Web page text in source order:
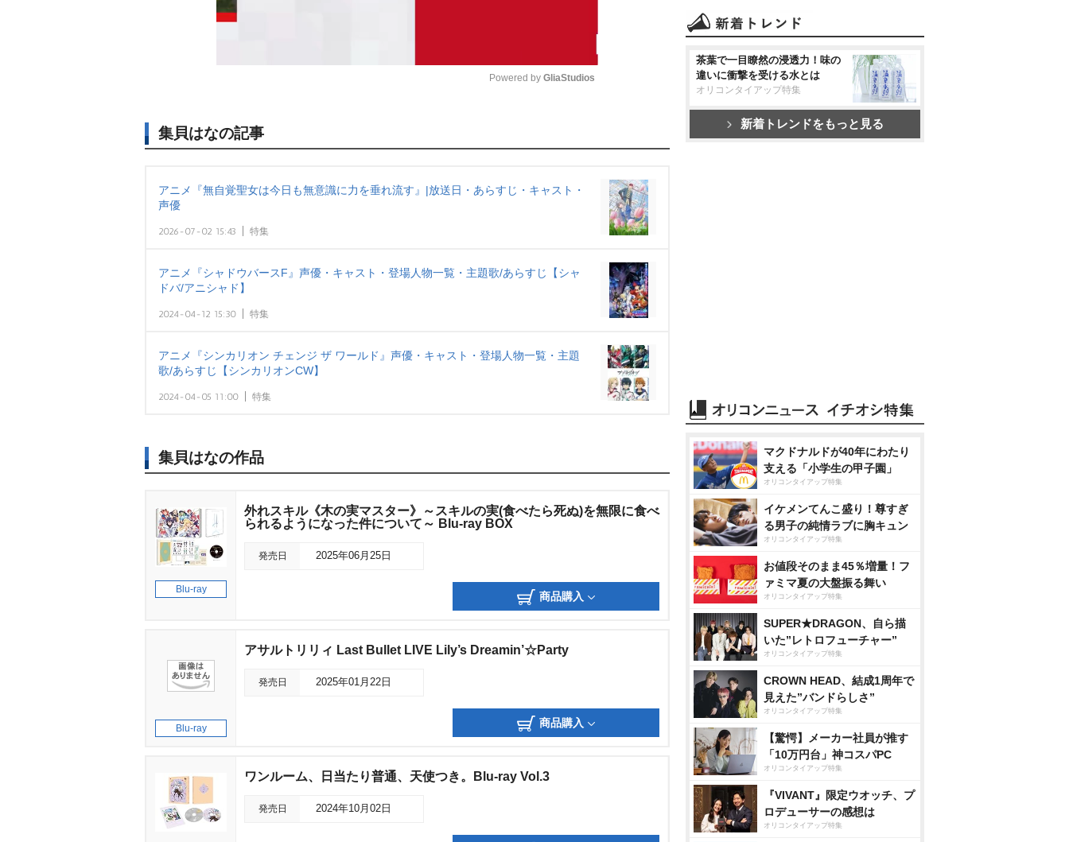
u
e
Powered by GliaStudios
集貝はなの記事
アニメ『無自覚聖女は今日も無意識に力を垂れ流す』|放送日・あらすじ・キャスト・
声優
2026-07-02 15:43 特集
アニメ『シャドウバースF』声優・キャスト・登場人物一覧・主題歌/あらすじ【シャ
ドバ/アニシャド】
2024-04-12 15:30 特集
アニメ『シンカリオン チェンジ ザ ワールド』声優・キャスト・登場人物一覧・主題
歌/あらすじ【シンカリオンCW】
2024-04-05 11:00 特集
集貝はなの作品
Blu-ray
外れスキル《木の実マスター》～スキルの実(食べたら死ぬ)を無限に食べ
られるようになった件について～ Blu-ray BOX
発売日 2025年06月25日
商品購入
Blu-ray
アサルトリリィ Last Bullet LIVE Lily’s Dreamin’☆Party
発売日 2025年01月22日
商品購入
ワンルーム、日当たり普通、天使つき。Blu-ray Vol.3
発売日 2024年10月02日
茶葉で一目瞭然の浸透力！味の
違いに衝撃を受ける水とは
オリコンタイアップ特集
新着トレンドをもっと見る
マクドナルドが40年にわたり
支える「小学生の甲子園」
オリコンタイアップ特集
イケメンてんこ盛り！尊すぎ
る男子の純情ラブに胸キュン
オリコンタイアップ特集
お値段そのまま45％増量！フ
ァミマ夏の大盤振る舞い
オリコンタイアップ特集
SUPER★DRAGON、自ら描
いた”レトロフューチャー”
オリコンタイアップ特集
CROWN HEAD、結成1周年で
見えた”バンドらしさ”
オリコンタイアップ特集
【驚愕】メーカー社員が推す
「10万円台」神コスパPC
オリコンタイアップ特集
『VIVANT』限定ウオッチ、プ
ロデューサーの感想は
オリコンタイアップ特集